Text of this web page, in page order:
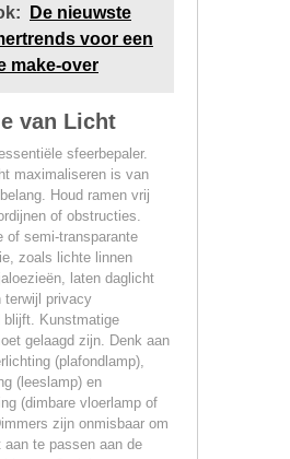
De nieuwste
voor een
make-over
van Licht
sfeerbepaler.
maximaliseren is van
Houd ramen vrij
of obstructies.
of semi-transparante
zoals lichte linnen
laten daglicht
terwijl privacy
blijft. Kunstmatige
gelaagd zijn. Denk aan
(plafondlamp),
(leeslamp) en
(dimbare vloerlamp of
zijn onmisbaar om
aan te passen aan de